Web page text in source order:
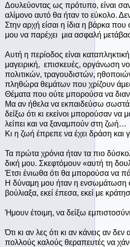
Δουλεύοντας ως πρότυπο, είναι
αλίμονο αυτό θα ήταν το εύκολο.
Στην αρχή είσαι η ίδια η βάρκα
μου να παρέχει μια ασφαλή
Αυτή η περίοδος είναι
μαγειρική, επισκευές, οργάνωση
πολιτικών, τραγουδιστών,
πληθώρα θεμάτων που χρίζουν
Θέματα που ούτε μπορούσα να
Μα αν ήθελα να εκπαιδεύσω
δείξω ότι κι εκείνοι μπορούσαν
λείπει και να ξαναμπούν στη ζωή…
Κι η ζωή έπρεπε να έχει δράση και
Τα πρώτα χρόνια ήταν τα πιο
δική μου. Σκεφτόμουν «αυτή τη
Έτσι ένιωθα ότι θα μπορούσα να
Η δύναμη μου ήταν η ενσωμάτωση
βούλιαξα, εκεί έπεσα, εκεί με
Ήμουν έτοιμη, να δείξω
Ότι κι αν λες ότι κι αν κάνεις αν
πολλούς καλούς θεραπευτές να